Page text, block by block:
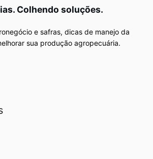
Colhendo soluções.
e safras, dicas de manejo da
sua produção agropecuária.